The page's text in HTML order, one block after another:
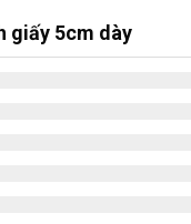
giấy 5cm dày